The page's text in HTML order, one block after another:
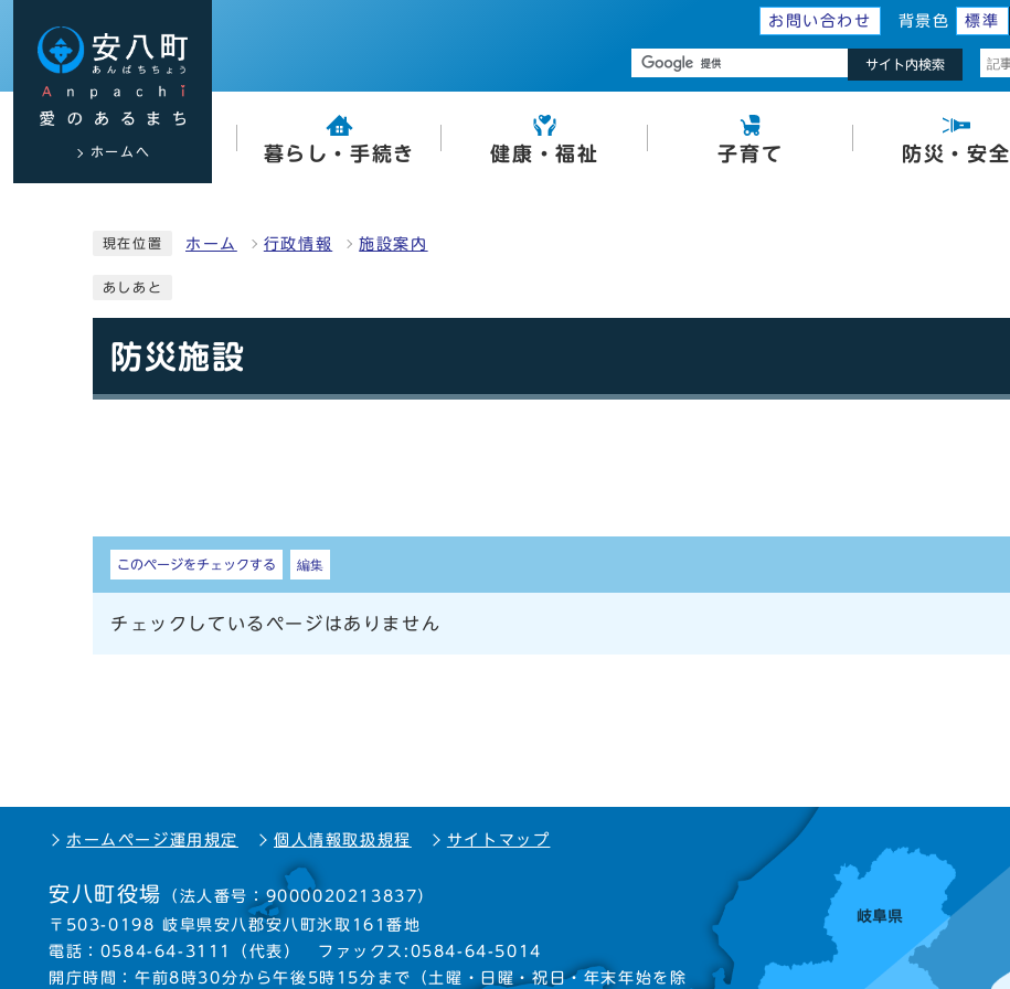
お問い合わせ 背景色 標準
ホームへ
サイト内検索
暮らし・手続き 健康・福祉 子育て 防災・安全
現在位置 ホーム 行政情報 施設案内
あしあと
防災施設
しおり
このページをチェックする 編集
チェックしているページはありません
ホームページ運用規定 個人情報取扱規程 サイトマップ
安八町役場 （法人番号：9000020213837）
〒503-0198 岐阜県安八郡安八町氷取161番地
電話： 0584-64-3111 （代表） ファックス:0584-64-5014
開庁時間：午前8時30分から午後5時15分まで
（土曜・日曜・祝日・年末年始を除